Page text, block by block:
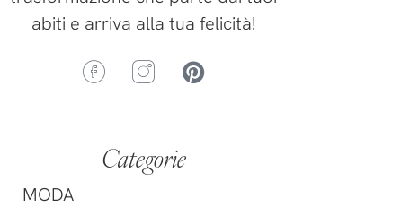
abiti e arriva alla tua felicità!
Categorie
MODA